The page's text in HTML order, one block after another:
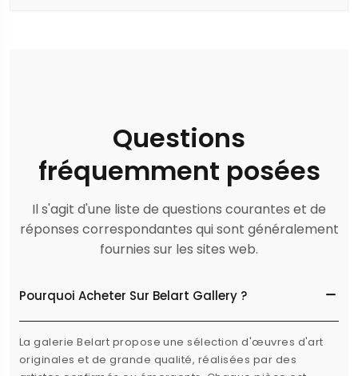
Questions
fréquemment posées
Il s'agit d'une liste de questions courantes et de
réponses correspondantes qui sont généralement
fournies sur les sites web.
Pourquoi Acheter Sur Belart Gallery ?
La galerie Belart propose une sélection d'œuvres d'art
originales et de grande qualité, réalisées par des